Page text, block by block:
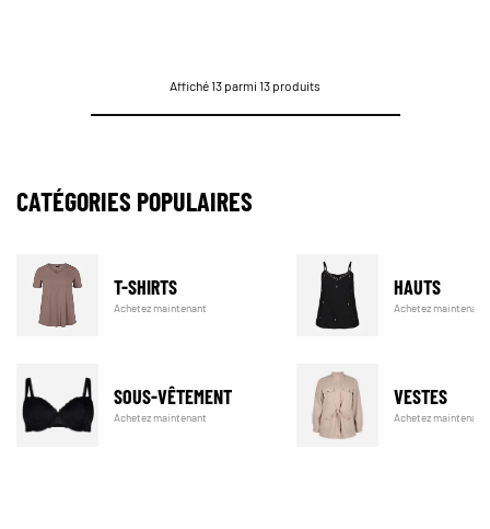
Affiché 13 parmi 13 produits
CATÉGORIES POPULAIRES
T-SHIRTS
Achetez maintenant
HAUTS
Achetez maintenant
SOUS-VÊTEMENT
Achetez maintenant
VESTES
Achetez maintenant